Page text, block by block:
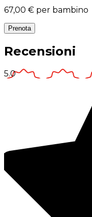
67,00 € per bambino
Prenota
Recensioni
5.0